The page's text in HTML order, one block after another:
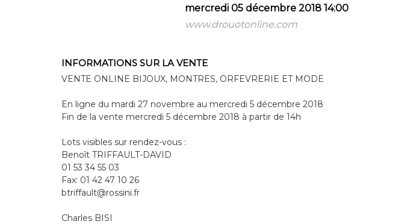
mercredi 05 décembre 2018 14:00
www.drouotonline.com
INFORMATIONS SUR LA VENTE
VENTE ONLINE BIJOUX, MONTRES, ORFEVRERIE ET MODE
En ligne du mardi 27 novembre au mercredi 5 décembre 2018
Fin de la vente mercredi 5 décembre 2018 à partir de 14h
Lots visibles sur rendez-vous :
Benoît TRIFFAULT-DAVID
01 53 34 55 03
Fax: 01 42 47 10 26
btriffault@rossini.fr
Charles BISI